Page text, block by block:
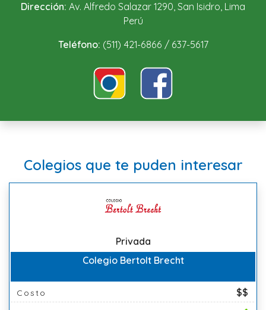
Dirección: Av. Alfredo Salazar 1290, San Isidro, Lima
Perú
Teléfono: (511) 421-6866 / 637-5617
Colegios que te puden interesar
Privada
Colegio Bertolt Brecht
Costo $$